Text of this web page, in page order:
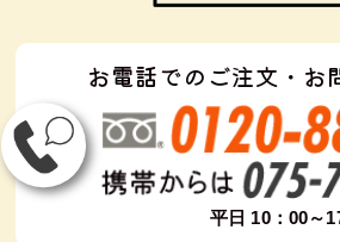
お電話でのご注文・お
平日 10：00～